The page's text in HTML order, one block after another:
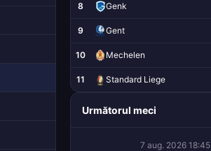
8 Genk
9 Gent
10 Mechelen
11 Standard Liege
Următorul meci
7 aug. 2026 18:45